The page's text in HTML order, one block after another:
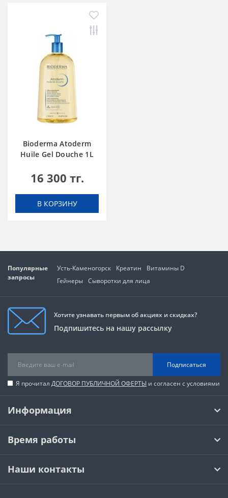
Bioderma Atoderm
Huile Gel Douche 1L
16 300 тг.
В КОРЗИНУ
Популярные
запросы
Усть-Каменогорск Креатин
Витамины D
Гейнеры
Сыворотки для лица
Хотите узнавать первым об акциях и скидках?
Подпишитесь на нашу рассылку
Подписаться
Я прочитал ДОГОВОР ПУБЛИЧНОЙ ОФЕРТЫ и согласен с условиями
Информация
Время работы
Наши контакты